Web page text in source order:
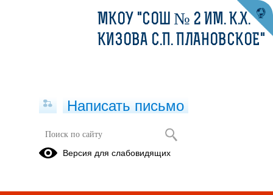
Объём образовательной
МКОУ "СОШ № 2 ИМ. К.Х.
КИЗОВА С.П. ПЛАНОВСКОЕ"
Написать письмо
Версия для слабовидящих